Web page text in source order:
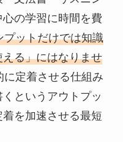
の学習に時間を費
プットだけでは知識
る」にはなりませ
定着させる仕組み
というアウトプッ
を加速させる最短